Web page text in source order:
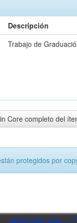
Descripción
Trabajo de
Core completo del
protegidos por